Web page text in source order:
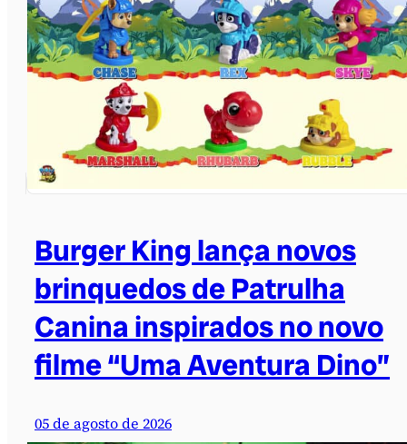
Burger King lança novos
brinquedos de Patrulha
Canina inspirados no novo
filme “Uma Aventura Dino”
05 de agosto de 2026